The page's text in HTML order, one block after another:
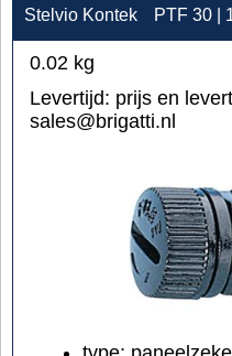
Stelvio Kontek PTF 30 |
0.02 kg
Levertijd: prijs en
sales@brigatti.nl